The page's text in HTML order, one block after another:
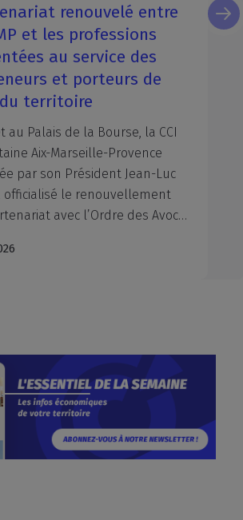
renouvelé entre
et les professions
au service des
et porteurs de
territoire
au Palais de la Bourse, la CCI
Aix-Marseille-Provence
par son Président Jean-Luc
officialisé le renouvellement
de son partenariat avec l’Ordre des Avocats du Barreau d’Aix-en-Provence, représenté par Monsieur le Bâtonnier Xavier PIETRA, l’Ordre des Avocats du Barreau de Marseille, représenté par Maître Marie-Dominique Poinso-Pourtal, Bâtonnière et Maître Jean-Michel Ollier, Vice-Bâtonnier, la Chambre départementale des Notaires des Bouches-du-Rhône, représentée par Maître Alexis Boyer en l'absence de son Président, Maître Jean-Michel Moulin, et le Conseil Régional de l’Ordre des Experts-Comptables Provence-Alpes-Côte d’Azur, représenté par son Président, Nicolas Férand. À travers la signature de ces conventions, la CCIAMP et l’interprofession du droit et du chiffre réaffirment leur volonté commune de mobiliser leurs expertises respectives au profit des entrepreneurs et des dirigeants d'entreprise du territoire.